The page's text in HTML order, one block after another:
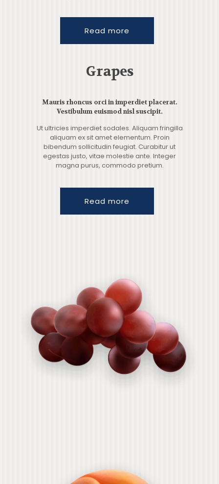
Read more
Grapes
Mauris rhoncus orci in imperdiet placerat.
Vestibulum euismod nisl suscipit.
Ut ultricies imperdiet sodales. Aliquam fringilla
aliquam ex sit amet elementum. Proin
bibendum sollicitudin feugiat. Curabitur ut
egestas justo, vitae molestie ante. Integer
magna purus, commodo pretium.
Read more